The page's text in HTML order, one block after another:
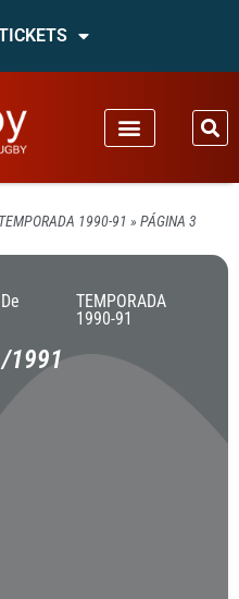
TEMPORADA 1990-91 » PÁGINA 3
TEMPORADA
1990-91
1991